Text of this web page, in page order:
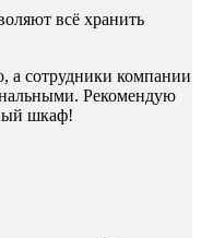
всё хранить
а сотрудники компании
Рекомендую
шкаф!